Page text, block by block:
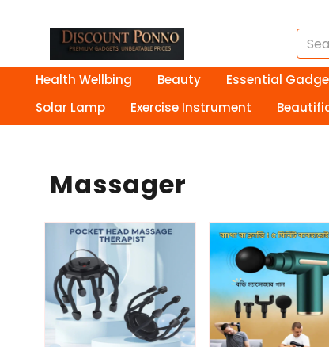
Health Wellbing Beauty Essential
Solar Lamp
Exercise Instrument
Massager